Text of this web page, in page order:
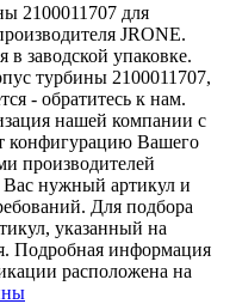
2100011707 для
JRONE.
в заводской упаковке.
турбины 2100011707,
- обратитесь к нам.
нашей компании с
конфигурацию Вашего
производителей
Вас нужный артикул и
Для подбора
указанный на
Подробная информация
расположена на